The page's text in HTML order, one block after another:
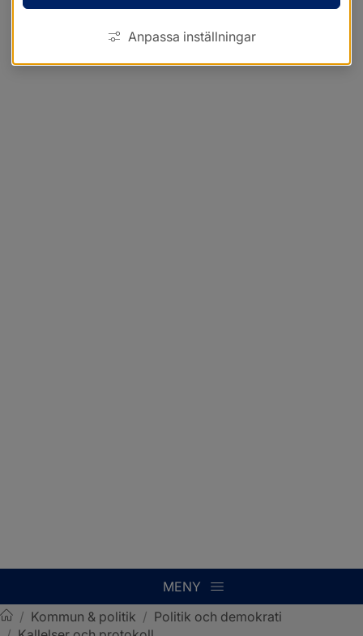
MENY
/ Kommun & politik / Politik och demokrati
Anpassa inställningar